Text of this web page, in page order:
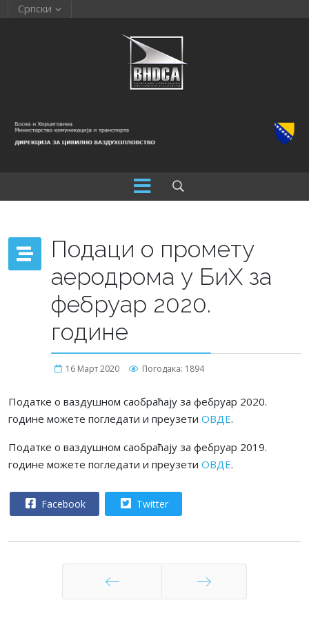
Српски
Подаци о промету
аеродрома у БиХ за
фебруар 2020.
године
16 Март 2020 Погодака: 1894
Податке о ваздушном саобраћају за фебруар 2020.
године можете погледати и преузети ОВДЕ.
Податке о ваздушном саобраћају за фебруар 2019.
године можете погледати и преузети ОВДЕ.
Facebook Twitter